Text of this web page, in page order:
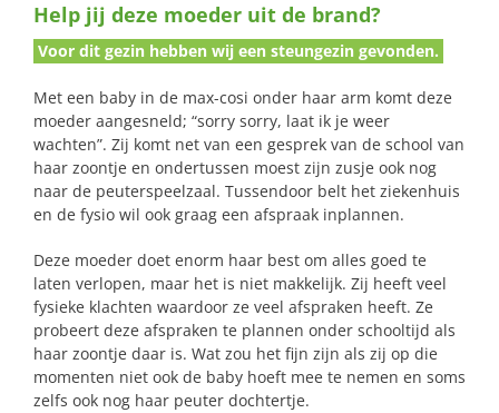
naar:
Help jij deze moeder uit de brand?
Voor dit gezin hebben wij een steungezin gevonden.
Met een baby in de max-cosi onder haar arm komt deze
moeder aangesneld; “sorry sorry, laat ik je weer
wachten”. Zij komt net van een gesprek van de school van
haar zoontje en ondertussen moest zijn zusje ook nog
naar de peuterspeelzaal. Tussendoor belt het ziekenhuis
en de fysio wil ook graag een afspraak inplannen.
Deze moeder doet enorm haar best om alles goed te
laten verlopen, maar het is niet makkelijk. Zij heeft veel
fysieke klachten waardoor ze veel afspraken heeft. Ze
probeert deze afspraken te plannen onder schooltijd als
haar zoontje daar is. Wat zou het fijn zijn als zij op die
momenten niet ook de baby hoeft mee te nemen en soms
zelfs ook nog haar peuter dochtertje.